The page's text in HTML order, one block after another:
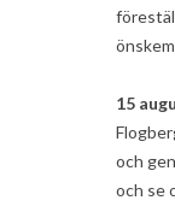
15
och
och se